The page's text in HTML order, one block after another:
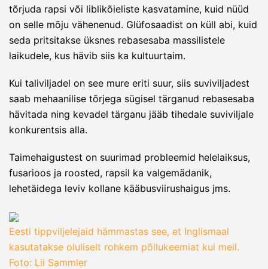
tõrjuda rapsi või liblikõieliste kasvatamine, kuid nüüd
on selle mõju vähenenud. Glüfosaadist on küll abi, kuid
seda pritsitakse üksnes rebasesaba massilistele
laikudele, kus hävib siis ka kultuurtaim.
Kui taliviljadel on see mure eriti suur, siis suviviljadest
saab mehaanilise tõrjega sügisel tärganud rebasesaba
hävitada ning kevadel tärganu jääb tihedale suviviljale
konkurentsis alla.
Taimehaigustest on suurimad probleemid helelaiksus,
fusarioos ja roosted, rapsil ka valgemädanik,
lehetäidega leviv kollane kääbusviirushaigus jms.
Eesti tippviljelejaid hämmastas see, et Inglismaal
kasutatakse oluliselt rohkem põllukeemiat kui meil.
Foto: Lii Sammler